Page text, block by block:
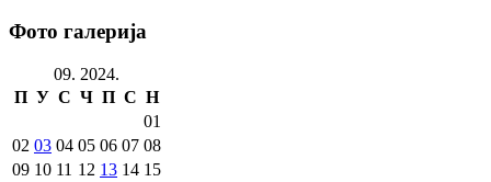
Фото галерија
09. 2024.
П У С Ч П С Н
01
02 03 04 05 06 07 08
09 10 11 12 13 14 15